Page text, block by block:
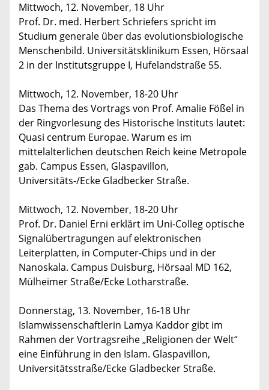
Mittwoch, 12. November, 18 Uhr
Prof. Dr. med. Herbert Schriefers spricht im
Studium generale über das evolutionsbiologische
Menschenbild. Universitätsklinikum Essen, Hörsaal
2 in der Institutsgruppe I, Hufelandstraße 55.
Mittwoch, 12. November, 18-20 Uhr
Das Thema des Vortrags von Prof. Amalie Fößel in
der Ringvorlesung des Historische Instituts lautet:
Quasi centrum Europae. Warum es im
mittelalterlichen deutschen Reich keine Metropole
gab. Campus Essen, Glaspavillon,
Universitäts-/Ecke Gladbecker Straße.
Mittwoch, 12. November, 18-20 Uhr
Prof. Dr. Daniel Erni erklärt im Uni-Colleg optische
Signalübertragungen auf elektronischen
Leiterplatten, in Computer-Chips und in der
Nanoskala. Campus Duisburg, Hörsaal MD 162,
Mülheimer Straße/Ecke Lotharstraße.
Donnerstag, 13. November, 16-18 Uhr
Islamwissenschaftlerin Lamya Kaddor gibt im
Rahmen der Vortragsreihe „Religionen der Welt“
eine Einführung in den Islam. Glaspavillon,
Universitätsstraße/Ecke Gladbecker Straße.